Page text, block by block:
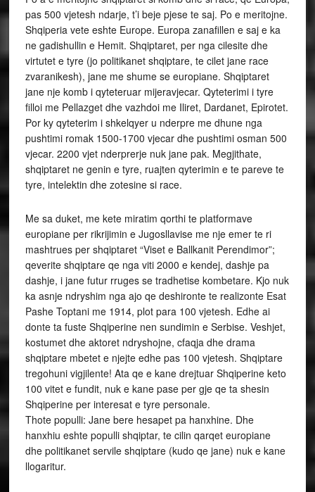
pas 500 vjetesh ndarje, t’i beje pjese te saj. Po e meritojne.
Shqiperia vete eshte Europe. Europa zanafillen e saj e ka
ne gadishullin e Hemit. Shqiptaret, per nga cilesite dhe
virtutet e tyre (jo politikanet shqiptare, te cilet jane race
zvaranikesh), jane me shume se europiane. Shqiptaret
jane nje komb i qyteteruar mijeravjecar. Qyteterimi i tyre
filloi me Pellazget dhe vazhdoi me Iliret, Dardanet, Epirotet.
Por ky qyteterim i shkelqyer u nderpre me dhune nga
pushtimi romak 1500-1700 vjecar dhe pushtimi osman 500
vjecar. 2200 vjet nderprerje nuk jane pak. Megjithate,
shqiptaret ne genin e tyre, ruajten qyterimin e te pareve te
tyre, intelektin dhe zotesine si race.
Me sa duket, me kete miratim qorthi te platformave
europiane per rikrijimin e Jugosllavise me nje emer te ri
mashtrues per shqiptaret “Viset e Ballkanit Perendimor”;
qeverite shqiptare qe nga viti 2000 e kendej, dashje pa
dashje, i jane futur rruges se tradhetise kombetare. Kjo nuk
ka asnje ndryshim nga ajo qe deshironte te realizonte Esat
Pashe Toptani me 1914, plot para 100 vjetesh. Edhe ai
donte ta fuste Shqiperine nen sundimin e Serbise. Veshjet,
kostumet dhe aktoret ndryshojne, cfaqja dhe drama
shqiptare mbetet e njejte edhe pas 100 vjetesh. Shqiptare
tregohuni vigjilente! Ata qe e kane drejtuar Shqiperine keto
100 vitet e fundit, nuk e kane pase per gje qe ta shesin
Shqiperine per interesat e tyre personale.
Thote populli: Jane bere hesapet pa hanxhine. Dhe
hanxhiu eshte populli shqiptar, te cilin qarqet europiane
dhe politikanet servile shqiptare (kudo qe jane) nuk e kane
llogaritur.